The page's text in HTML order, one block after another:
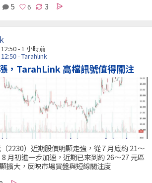
5 3
-1 小時前
- Tarahlink
，TarahLink 高檔訊號值得關注
2230）近期股價明顯走強，從 7 月底約 21～
月初進一步加速，近期已來到約 26～27 元區
擴大，反映市場買盤與短線關注度